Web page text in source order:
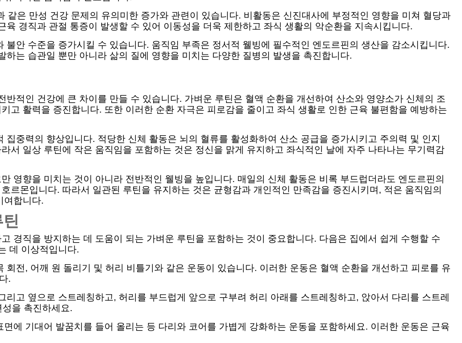
같은 만성 건강 문제의 유의미한 증가와 관련이 있습니다. 비활동은 신진대사에 부정적인 영향을 미쳐 혈당과
경직과 관절 통증이 발생할 수 있어 이동성을 더욱 제한하고 좌식 생활의 악순환을 지속시킵니다.
안 수준을 증가시킬 수 있습니다. 움직임 부족은 정서적 웰빙에 필수적인 엔도르핀의 생산을 감소시킵니다.
는 습관일 뿐만 아니라 삶의 질에 영향을 미치는 다양한 질병의 발생을 촉진합니다.
적인 건강에 큰 차이를 만들 수 있습니다. 가벼운 루틴은 혈액 순환을 개선하여 산소와 영양소가 신체의 조
고 활력을 증진합니다. 또한 이러한 순환 자극은 피로감을 줄이고 좌식 생활로 인한 근육 불편함을 예방하는
중력의 향상입니다. 적당한 신체 활동은 뇌의 혈류를 활성화하여 산소 공급을 증가시키고 주의력 및 인지
서 일상 루틴에 작은 움직임을 포함하는 것은 정신을 맑게 유지하고 좌식적인 날에 자주 나타나는 무기력감
영향을 미치는 것이 아니라 전반적인 웰빙을 높입니다. 매일의 신체 활동은 비록 부드럽더라도 엔도르핀의
르몬입니다. 따라서 일관된 루틴을 유지하는 것은 균형감과 개인적인 만족감을 증진시키며, 적은 움직임의
여합니다.
경직을 방지하는 데 도움이 되는 가벼운 루틴을 포함하는 것이 중요합니다. 다음은 집에서 쉽게 수행할 수
데 이상적입니다.
전, 어깨 원 돌리기 및 허리 비틀기와 같은 운동이 있습니다. 이러한 운동은 혈액 순환을 개선하고 피로를 유
.
리고 옆으로 스트레칭하고, 허리를 부드럽게 앞으로 구부려 허리 아래를 스트레칭하고, 앉아서 다리를 스트레
을 촉진하세요.
에 기대어 발꿈치를 들어 올리는 등 다리와 코어를 가볍게 강화하는 운동을 포함하세요. 이러한 운동은 근육